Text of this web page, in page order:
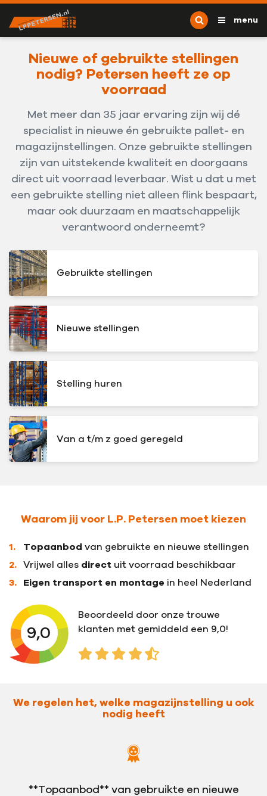
Ga naar content
L.P. Petersen
menu
Nieuwe of gebruikte stellingen
nodig? Petersen heeft ze op
voorraad
Met meer dan 35 jaar ervaring zijn wij dé
specialist in nieuwe én gebruikte pallet- en
magazijnstellingen. Onze gebruikte stellingen
zijn van uitstekende kwaliteit en doorgaans
direct uit voorraad leverbaar. Wist u dat u met
een gebruikte stelling niet alleen flink bespaart,
maar ook duurzaam en maatschappelijk
verantwoord onderneemt?
Gebruikte stellingen
Nieuwe stellingen
Stelling huren
Van a t/m z goed geregeld
Waarom jij voor L.P. Petersen moet kiezen
Topaanbod van gebruikte en nieuwe stellingen
Vrijwel alles direct uit voorraad beschikbaar
Eigen transport en montage in heel Nederland
Kiyoh score van
9,0
Beoordeeld door onze trouwe
klanten met gemiddeld een 9,0!
4,5 sterren
We regelen het, welke magazijnstelling u ook
nodig heeft
**Topaanbod** van gebruikte en nieuwe